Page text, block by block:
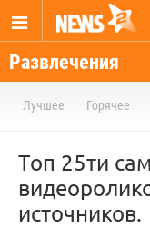
Развлечения
Лучшее Горячее
Топ 25ти
источников.